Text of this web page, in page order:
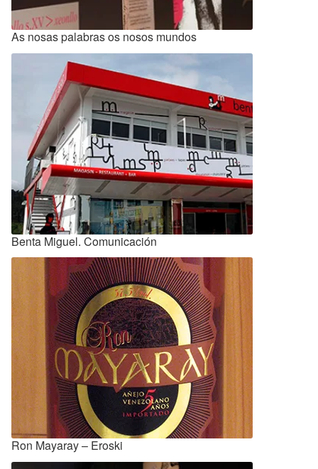
As nosas palabras os nosos mundos
Benta Miguel. Comunicación
Ron Mayaray – Eroski